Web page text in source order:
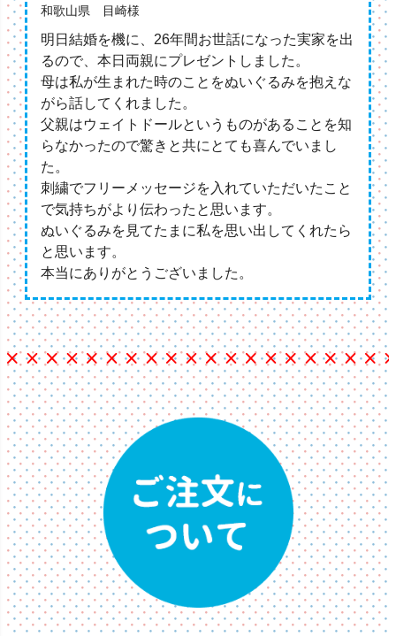
和歌山県 目崎様
明日結婚を機に、26年間お世話になった実家を出
るので、本日両親にプレゼントしました。
母は私が生まれた時のことをぬいぐるみを抱えな
がら話してくれました。
父親はウェイトドールというものがあることを知
らなかったので驚きと共にとても喜んでいまし
た。
刺繍でフリーメッセージを入れていただいたこと
で気持ちがより伝わったと思います。
ぬいぐるみを見てたまに私を思い出してくれたら
と思います。
本当にありがとうございました。